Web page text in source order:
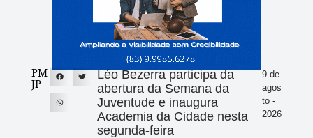
PM
JP
Léo Bezerra participa da
abertura da Semana da
Juventude e inaugura
Academia da Cidade nesta
segunda-feira
9 de
agos
to -
2026